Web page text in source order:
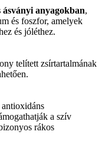
anyagokban,
és foszfor, amelyek
és jóléthez.
telített zsírtartalmának
a szív
rákos